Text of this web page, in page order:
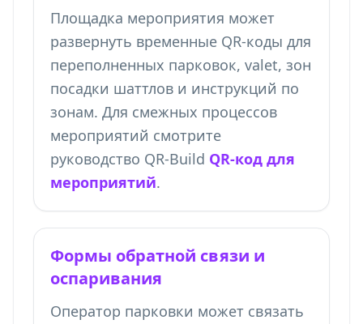
Площадка мероприятия может
развернуть временные QR-коды для
переполненных парковок, valet, зон
посадки шаттлов и инструкций по
зонам. Для смежных процессов
мероприятий смотрите
руководство QR-Build QR-код для
мероприятий.
Формы обратной связи и
оспаривания
Оператор парковки может связать